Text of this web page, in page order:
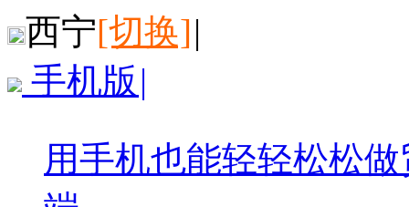
西宁[切换]|
手机版 |
用手机也能轻轻松松